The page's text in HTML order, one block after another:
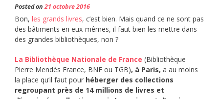
Posted on21 octobre 2016
Bon, les grands livres, c’est bien. Mais quand ce ne sont pas
des bâtiments en eux-mêmes, il faut bien les mettre dans
des grandes bibliothèques, non ?
La Bibliothèque Nationale de France (Bibliothèque
Pierre Mendès France, BNF ou TGB), à Paris, a au moins
la place qu’il faut pour héberger des collections
regroupant près de 14 millions de livres et